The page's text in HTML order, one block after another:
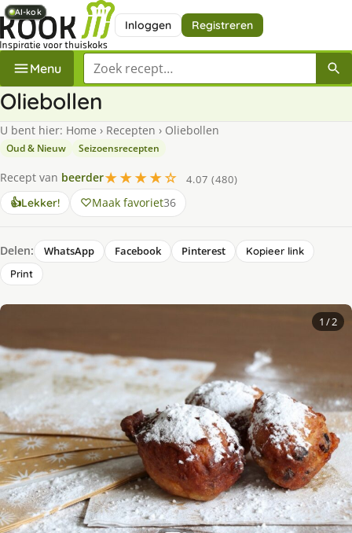
Inloggen Registreren
Menu Zoek een recept
Oliebollen
U bent hier: Home › Recepten › Oliebollen
Oud & Nieuw Seizoensrecepten
Recept van beerder★★★★☆
4.07 (480)
👍Lekker! Maak favoriet36
Delen: WhatsApp Facebook Pinterest
Kopieer link
Print
1 / 2
AI-kok
AI-kok
AI-kok
AI-kok